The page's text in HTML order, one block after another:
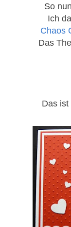
So
Ich
Chaos
Das
Das